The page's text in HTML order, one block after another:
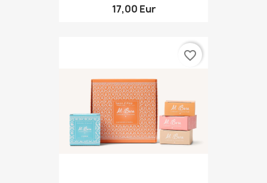
17,00 Eur
favorite_border